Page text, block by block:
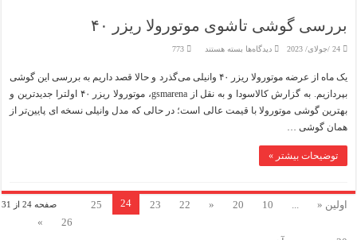
بررسی گوشی تاشوی موتورولا ریزر ۴۰
24 /جولای/ 2023 دیدگاه‌ها برای
تاشوی
ریزر
بسته هستند 773
یک ماه از عرضه موتورولا ریزر ۴۰ وانیلی می‌گذرد و حالا قصد داریم به بررسی این گوشی
بپردازیم. به گزارش کالاسودا و به نقل از gsmarena، موتورولا ریزر ۴۰ اولترا جدیدترین و
بهترین گوشی موتورولا با قیمت عالی است؛ در حالی که مدل وانیلی نسخه ای پایین‌تر از
همان گوشی …
توضیحات بیشتر »
صفحه 24 از 31 اولین « 10
20
«
22
23
24
25
26
»